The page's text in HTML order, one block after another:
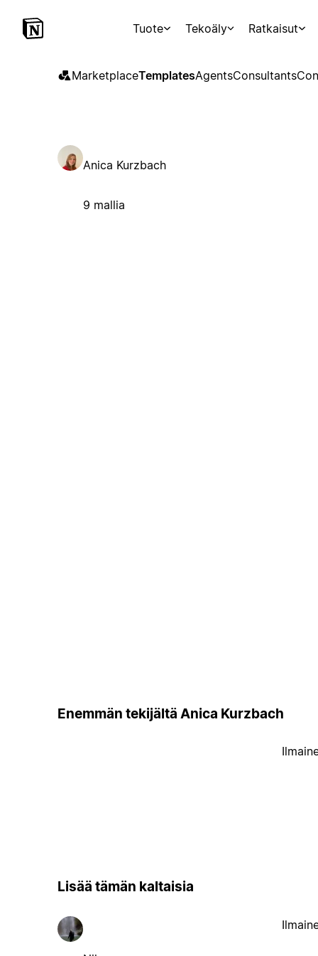
Tuote Tekoäly Ratkaisut
MarketplaceTemplatesAgentsConsultants
Anica Kurzbach
9 mallia
Enemmän tekijältä Anica Kurzbach
Lisää tämän kaltaisia